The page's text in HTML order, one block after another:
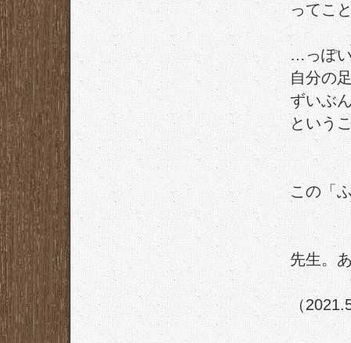
ってこ
…っぽ
自分の
ずいぶ
という
この「
先生。
（